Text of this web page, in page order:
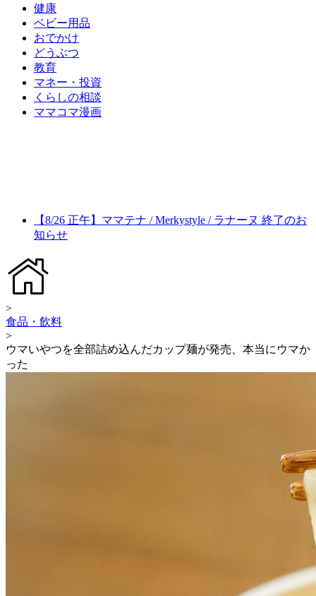
健康
ベビー用品
おでかけ
どうぶつ
教育
マネー・投資
くらしの相談
ママコマ漫画
【8/26 正午】ママテナ / Merkystyle / ラナーヌ 終了のお
知らせ
>
食品・飲料
>
ウマいやつを全部詰め込んだカップ麺が発売、本当にウマか
った